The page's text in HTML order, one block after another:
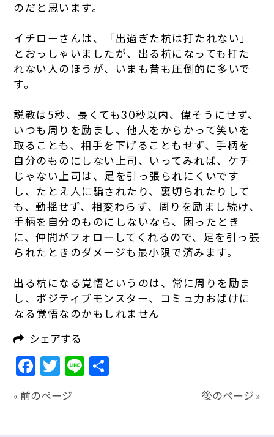
のだと思います。
イチローさんは、「出過ぎた杭は打たれない」
とおっしゃいましたが、出る杭になっても打た
れない人のほうが、いまも昔も圧倒的に多いで
す。
説教は5秒、長くても30秒以内、偉そうにせず、
いつも周りを励まし、他人をからかって笑いを
取ることも、相手を下げることもせず、手柄を
自分のものにしない上司、いってみれば、ケチ
じゃない上司は、足を引っ張られにくいです
し、たとえ人に騙されたり、裏切られたりして
も、動揺せず、相変わらず、周りを励まし続け、
手柄を自分のものにしないなら、困ったとき
に、仲間がフォローしてくれるので、足を引っ張
られたときのダメージも最小限で済みます。
出る杭になる覚悟というのは、常に周りを励ま
し、ポジティブモンスター、コミュ力おばけに
なる覚悟なのかもしれません
シェアする
Facebook
Twitter
Line
« 前のページ 後のページ »